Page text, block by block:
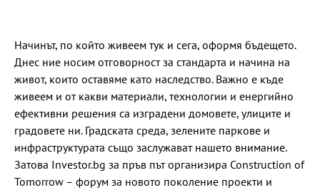
Начинът, по който живеем тук и сега, оформя бъдещето.
Днес ние носим отговорност за стандарта и начина на
живот, които оставяме като наследство. Важно е къде
живеем и от какви материали, технологии и енергийно
ефективни решения са изградени домовете, улиците и
градовете ни. Градската среда, зелените паркове и
инфраструктурата също заслужават нашето внимание.
Затова Investor.bg за пръв път организира Construction of
Tomorrow – форум за новото поколение проекти и